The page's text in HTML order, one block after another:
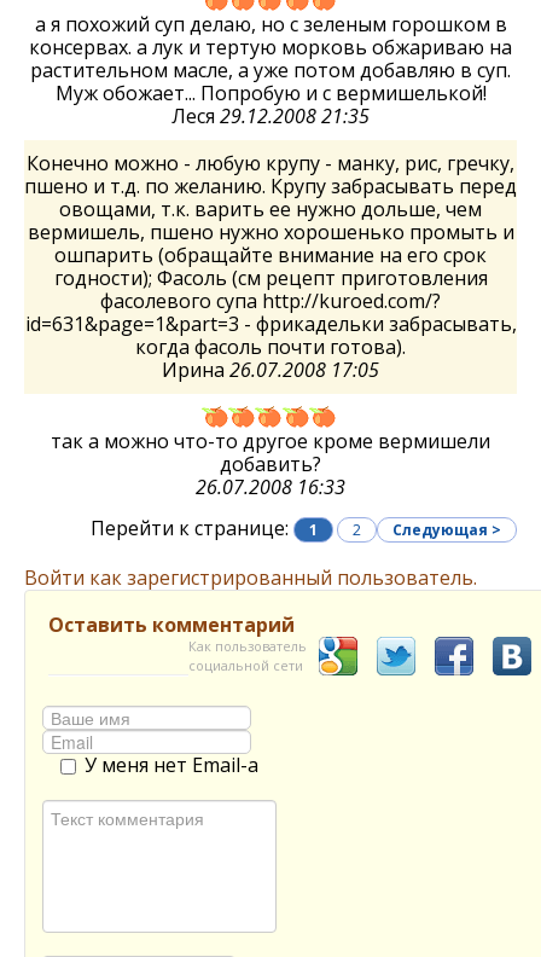
а я похожий суп делаю, но с зеленым горошком в
консервах. а лук и тертую морковь обжариваю на
растительном масле, а уже потом добавляю в суп.
Муж обожает... Попробую и с вермишелькой!
Леся 29.12.2008 21:35
Конечно можно - любую крупу - манку, рис, гречку,
пшено и т.д. по желанию. Крупу забрасывать перед
овощами, т.к. варить ее нужно дольше, чем
вермишель, пшено нужно хорошенько промыть и
ошпарить (обращайте внимание на его срок
годности); Фасоль (см рецепт приготовления
фасолевого супа http://kuroed.com/?
id=631&page=1&part=3 - фрикадельки забрасывать,
когда фасоль почти готова).
Ирина 26.07.2008 17:05
так а можно что-то другое кроме вермишели
добавить?
26.07.2008 16:33
Перейти к странице:
1 2 Следующая >
Войти как зарегистрированный пользователь.
Оставить комментарий
Как пользователь
социальной сети
У меня нет Email-а